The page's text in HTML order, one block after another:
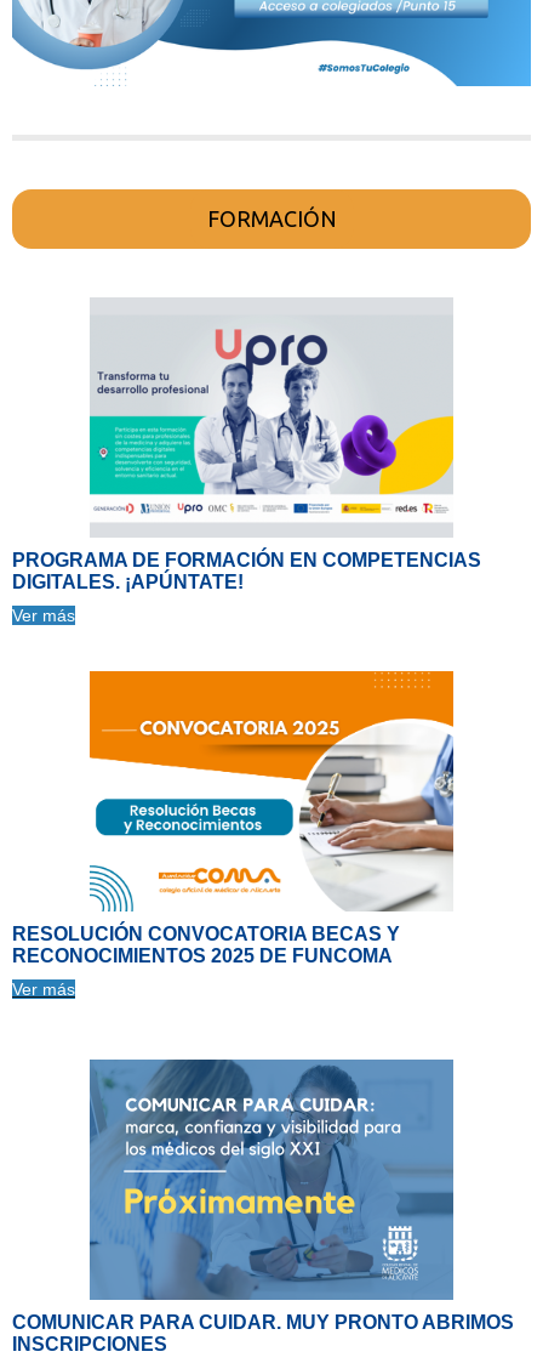
FORMACIÓN
PROGRAMA DE FORMACIÓN EN COMPETENCIAS
DIGITALES. ¡APÚNTATE!
Ver más
RESOLUCIÓN CONVOCATORIA BECAS Y
RECONOCIMIENTOS 2025 DE FUNCOMA
Ver más
COMUNICAR PARA CUIDAR. MUY PRONTO ABRIMOS
INSCRIPCIONES